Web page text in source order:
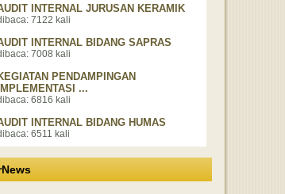
INTERNAL JURUSAN KERAMIK
7122 kali
INTERNAL BIDANG SAPRAS
7008 kali
PENDAMPINGAN
IMPLEMENTASI ...
6816 kali
INTERNAL BIDANG HUMAS
6511 kali